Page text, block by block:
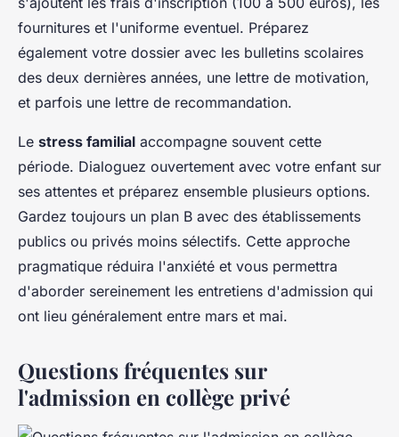
fournitures et l'uniforme eventuel. Préparez
également votre dossier avec les bulletins scolaires
des deux dernières années, une lettre de motivation,
et parfois une lettre de recommandation.
Le stress familial accompagne souvent cette
période. Dialoguez ouvertement avec votre enfant sur
ses attentes et préparez ensemble plusieurs options.
Gardez toujours un plan B avec des établissements
publics ou privés moins sélectifs. Cette approche
pragmatique réduira l'anxiété et vous permettra
d'aborder sereinement les entretiens d'admission qui
ont lieu généralement entre mars et mai.
Questions fréquentes sur
l'admission en collège privé